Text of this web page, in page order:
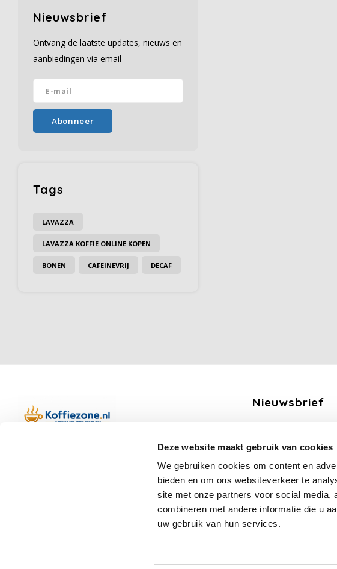
Deze website maakt gebruik van cookies
We gebruiken cookies om content en
bieden en om ons websiteverkeer te
site met onze partners voor social media,
combineren met andere informatie die u
uw gebruik van hun services.
Nieuwsbrief
Ontvang de laatste updates, nieuws en
aanbiedingen via email
Abonneer
Tags
LAVAZZA
LAVAZZA KOFFIE ONLINE KOPEN
BONEN CAFEINEVRIJ DECAF
Op werkdagen telefonisch bereikbaar
Nieuwsbrief
Volg ons